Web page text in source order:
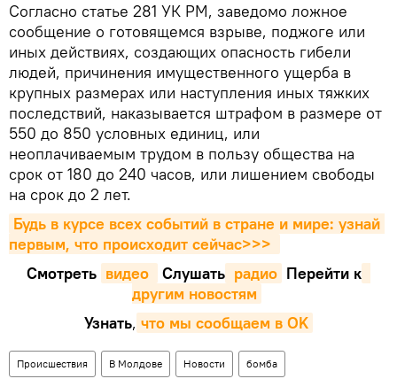
Согласно статье 281 УК РМ, заведомо ложное
сообщение о готовящемся взрыве, поджоге или
иных действиях, создающих опасность гибели
людей, причинения имущественного ущерба в
крупных размерах или наступления иных тяжких
последствий, наказывается штрафом в размере от
550 до 850 условных единиц, или
неоплачиваемым трудом в пользу общества на
срок от 180 до 240 часов, или лишением свободы
на срок до 2 лет.
Будь в курсе всех событий в стране и мире: узнай
первым, что происходит сейчаc>>>
Смотреть видео Cлушать радио Перейти к
другим новостям
Узнать, что мы сообщаем в OK
Происшествия В Молдове Новости бомба